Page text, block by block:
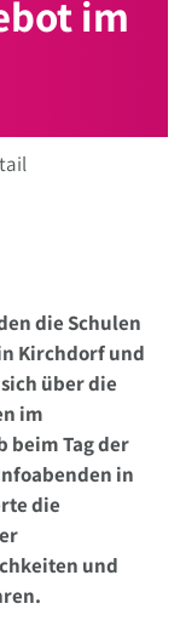
im
die Schulen
Kirchdorf und
über die
im
beim Tag der
in
die
und